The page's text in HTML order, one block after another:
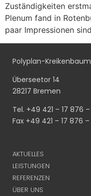
Zuständigkeiten
Plenum fand in
paar Impressionen
Polyplan-
Überseetor 14
28217 Bremen
Tel. +49 421 – 17 876
Fax +49 421 – 17 876 –
AKTUELLES
LEISTUNGEN
REFERENZEN
ÜBER UNS